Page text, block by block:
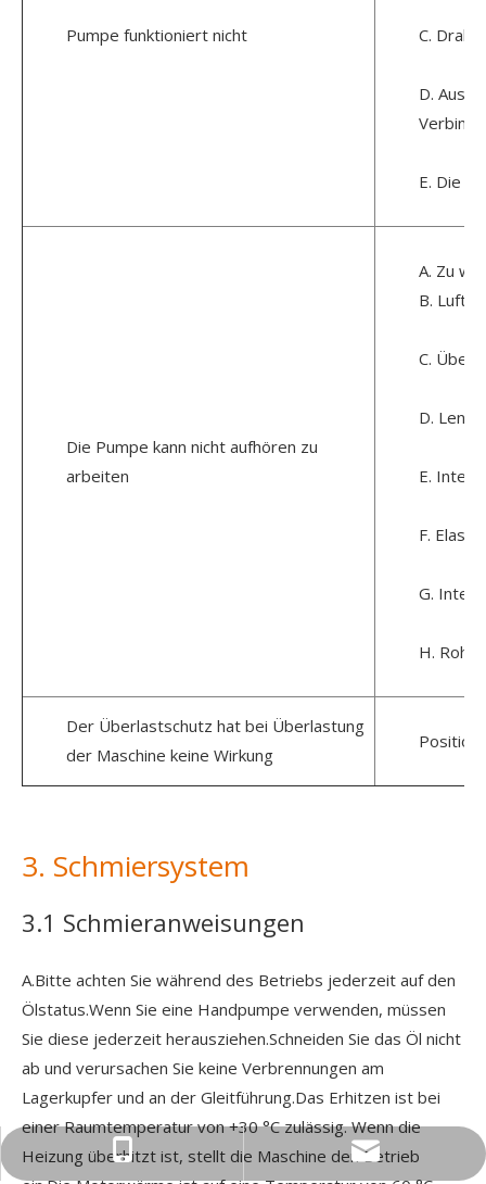
Pumpe funktioniert nicht C.
D.
E. Die
Die Pumpe kann nicht aufhören zu
arbeiten
A. Zu
B. Luft
C.
D.
E.
F.
G.
H.
Der Überlastschutz hat bei Überlastung
der Maschine keine Wirkung
3. Schmiersystem
3.1 Schmieranweisungen
A.Bitte achten Sie während des Betriebs jederzeit auf den
Ölstatus.Wenn Sie eine Handpumpe verwenden, müssen
Sie diese jederzeit herausziehen.Schneiden Sie das Öl nicht
ab und verursachen Sie keine Verbrennungen am
Lagerkupfer und an der Gleitführung.Das Erhitzen ist bei
einer Raumtemperatur von +30 °C zulässig. Wenn die
Heizung überhitzt ist, stellt die Maschine den Betrieb
+86-21-5410-0878
sales@kinglanpress.com